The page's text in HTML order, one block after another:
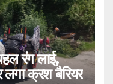
रंग लाई,
क्रश बैरियर